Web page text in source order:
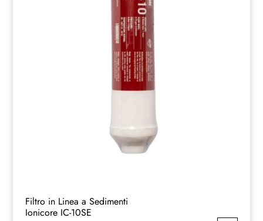
Filtro in Linea a Sedimenti
Ionicore IC-10SE